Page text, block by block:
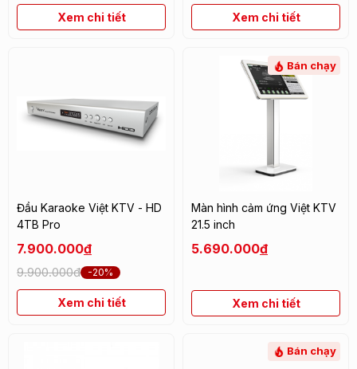
Xem chi tiết Xem chi tiết
Đầu Karaoke Việt KTV - HD
4TB Pro
7.900.000đ
9.900.000đ -20%
Xem chi tiết
Bán chạy
Màn hình cảm ứng Việt KTV
21.5 inch
5.690.000đ
Xem chi tiết
Bán chạy